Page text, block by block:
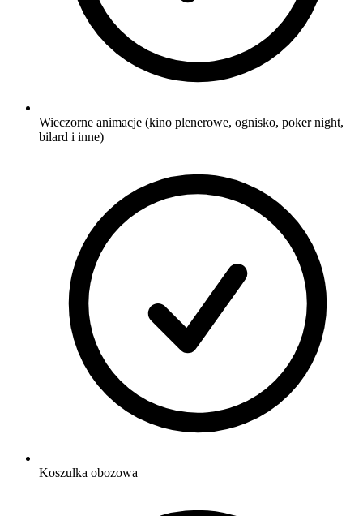
Wieczorne animacje (kino plenerowe, ognisko, poker night,
bilard i inne)
Koszulka obozowa